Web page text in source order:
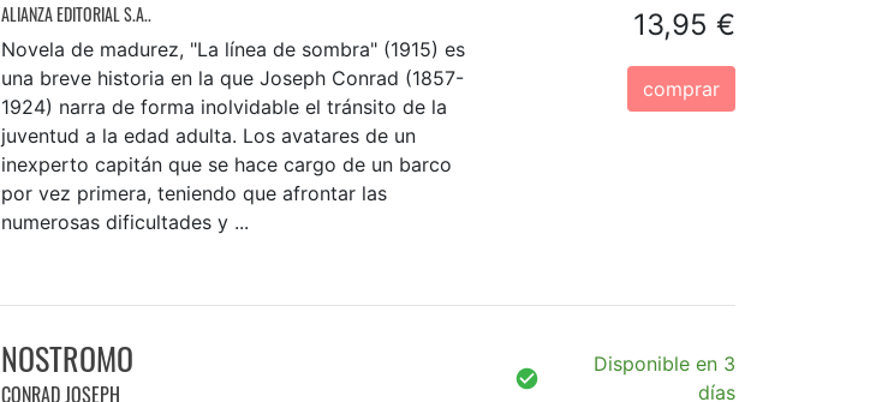
ALIANZA EDITORIAL S.A..
Novela de madurez, "La línea de sombra" (1915) es
una breve historia en la que Joseph Conrad (1857-
1924) narra de forma inolvidable el tránsito de la
juventud a la edad adulta. Los avatares de un
inexperto capitán que se hace cargo de un barco
por vez primera, teniendo que afrontar las
numerosas dificultades y ...
13,95 €
comprar
NOSTROMO
CONRAD JOSEPH
Disponible en 3
días